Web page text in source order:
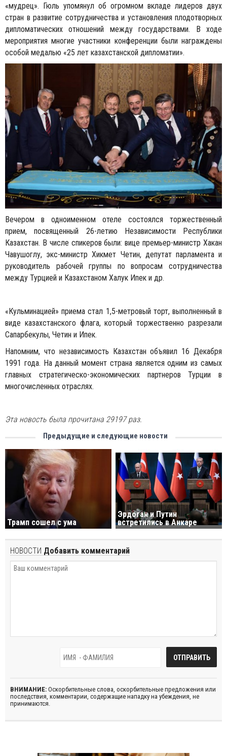
«мудрец». Гюль упомянул об огромном вкладе лидеров двух
стран в развитие сотрудничества и установления плодотворных
дипломатических отношений между государствами. В ходе
мероприятия многие участники конференции были награждены
особой медалью «25 лет казахстанской дипломатии».
Вечером в одноименном отеле состоялся торжественный
прием, посвященный 26-летию Независимости Республики
Казахстан. В числе спикеров были: вице премьер-министр Хакан
Чавушоглу, экс-министр Хикмет Четин, депутат парламента и
руководитель рабочей группы по вопросам сотрудничества
между Турцией и Казахстаном Халyк Ипек и др.
«Кульминацией» приема стал 1,5-метровый торт, выполненный в
виде казахстанского флага, который торжественно разрезали
Сапарбекулы, Четин и Ипек.
Напомним, что независимость Казахстан объявил 16 Декабря
1991 года. На данный момент страна является одним из самых
главных стратегическо-экономических партнеров Турции в
многочисленных отраслях.
Эта новость была прочитана 29197 раз.
Предыдущие и следующие новости
Трамп сошел с ума
Эрдоган и Путин
встретились в Анкаре
НОВОСТИ Добавить комментарий
ВНИМАНИЕ: Оскорбительные слова, оскорбительные предложения или
последствия, комментарии, содержащие нападку на убеждения, не
принимаются.